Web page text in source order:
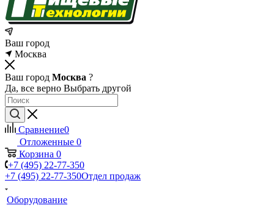
Ваш город
Москва
Ваш город Москва ?
Да, все верно Выбрать другой
Сравнение0
Отложенные 0
Корзина 0
+7 (495) 22-77-350
+7 (495) 22-77-350Отдел продаж
Оборудование